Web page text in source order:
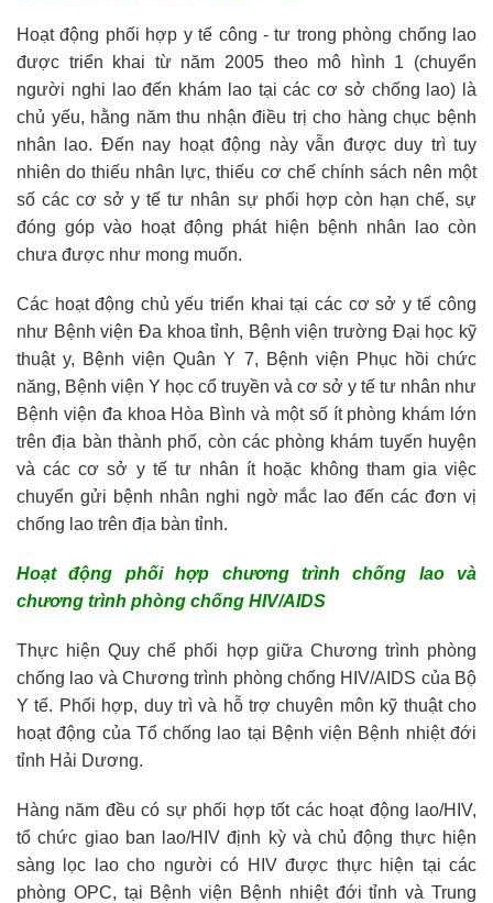
Hoạt động phối hợp y tế công - tư trong phòng chống lao
được triển khai từ năm 2005 theo mô hình 1 (chuyển
người nghi lao đến khám lao tại các cơ sở chống lao) là
chủ yếu, hằng năm thu nhận điều trị cho hàng chục bệnh
nhân lao. Đến nay hoạt động này vẫn được duy trì tuy
nhiên do thiếu nhân lực, thiếu cơ chế chính sách nên một
số các cơ sở y tế tư nhân sự phối hợp còn hạn chế, sự
đóng góp vào hoạt động phát hiện bệnh nhân lao còn
chưa được như mong muốn.
Các hoạt động chủ yếu triển khai tại các cơ sở y tế công
như Bệnh viện Đa khoa tỉnh, Bệnh viện trường Đại học kỹ
thuật y, Bệnh viện Quân Y 7, Bệnh viện Phục hồi chức
năng, Bệnh viện Y học cổ truyền và cơ sở y tế tư nhân như
Bệnh viện đa khoa Hòa Bình và một số ít phòng khám lớn
trên địa bàn thành phố, còn các phòng khám tuyến huyện
và các cơ sở y tế tư nhân ít hoặc không tham gia việc
chuyển gửi bệnh nhân nghi ngờ mắc lao đến các đơn vị
chống lao trên địa bàn tỉnh.
Hoạt động phối hợp chương trình chống lao và
chương trình phòng chống HIV/AIDS
Thực hiện Quy chế phối hợp giữa Chương trình phòng
chống lao và Chương trình phòng chống HIV/AIDS của Bộ
Y tế. Phối hợp, duy trì và hỗ trợ chuyên môn kỹ thuật cho
hoạt động của Tổ chống lao tại Bệnh viện Bệnh nhiệt đới
tỉnh Hải Dương.
Hàng năm đều có sự phối hợp tốt các hoạt động lao/HIV,
tổ chức giao ban lao/HIV định kỳ và chủ động thực hiện
sàng lọc lao cho người có HIV được thực hiện tại các
phòng OPC, tại Bệnh viện Bệnh nhiệt đới tỉnh và Trung